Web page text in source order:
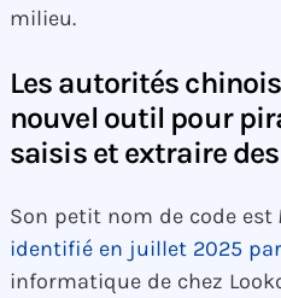
milieu.
Les autorités
nouvel outil pour
saisis et extraire
Son petit nom de code est
identifié en juillet 2025
informatique de chez